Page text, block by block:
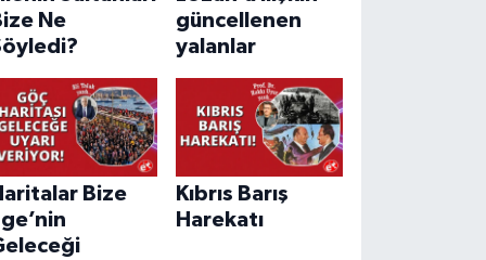
Ne
güncellenen
yalanlar
Bize
Kıbrıs Barış
Harekatı